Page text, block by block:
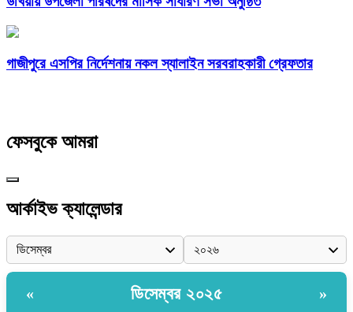
গাজীপুরে এসপির নির্দেশনায় নকল স্যালাইন সরবরাহকারী গ্রেফতার
ফেসবুকে আমরা
আর্কাইভ ক্যালেন্ডার
« ডিসেম্বর ২০২৫ »